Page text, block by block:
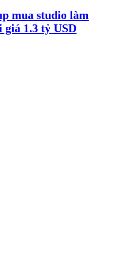
mua studio làm
1.3 tỷ USD